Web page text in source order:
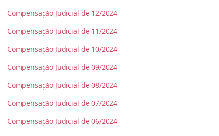
Compensação Judicial de 12/2024
Compensação Judicial de 11/2024
Compensação Judicial de 10/2024
Compensação Judicial de 09/2024
Compensação Judicial de 08/2024
Compensação Judicial de 07/2024
Compensação Judicial de 06/2024